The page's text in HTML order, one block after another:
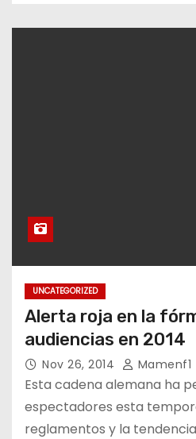
UNCATEGORIZED
Alerta roja en la
audiencias en 2014
Nov 26, 2014 Mamenf1
Esta cadena alemana ha
espectadores esta
reglamentos y la